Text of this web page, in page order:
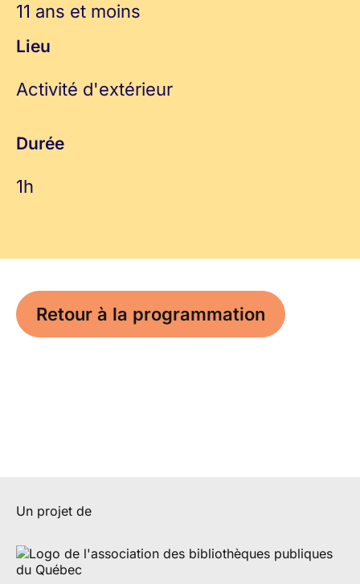
11 ans et moins
Lieu
Activité d'extérieur
Durée
1h
Retour à la programmation
Un projet de